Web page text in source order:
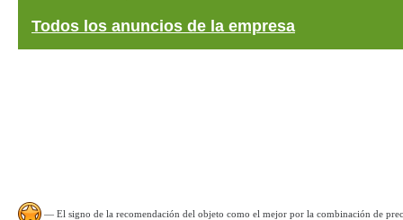
Todos los anuncios de la empresa
— El signo de la recomendación del objeto como el mejor por la combinación de